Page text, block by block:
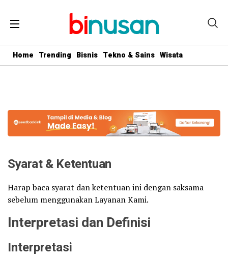
center} #geserkiri, #geserkanan { display: none } .totalpembaca {
display: none }
Home Trending Bisnis Tekno & Sains Wisata
Syarat & Ketentuan
Harap baca syarat dan ketentuan ini dengan saksama
sebelum menggunakan Layanan Kami.
Interpretasi dan Definisi
Interpretasi